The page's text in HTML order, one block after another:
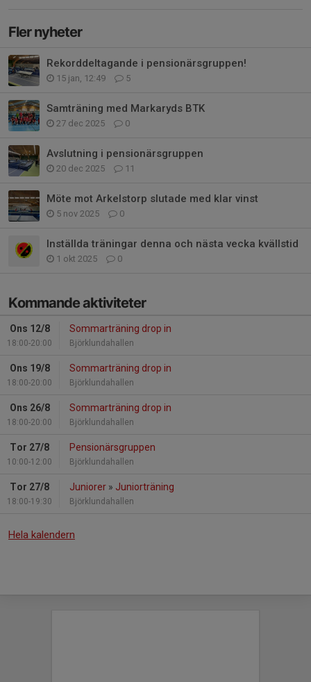
Fler nyheter
Rekorddeltagande i pensionärsgruppen!
15 jan, 12:49 5
Samträning med Markaryds BTK
27 dec 2025 0
Avslutning i pensionärsgruppen
20 dec 2025 11
Möte mot Arkelstorp slutade med klar vinst
5 nov 2025 0
Inställda träningar denna och nästa vecka kvällstid
1 okt 2025 0
Kommande aktiviteter
Ons 12/8
18:00-20:00
Sommarträning drop in
Björklundahallen
Ons 19/8
18:00-20:00
Sommarträning drop in
Björklundahallen
Ons 26/8
18:00-20:00
Sommarträning drop in
Björklundahallen
Tor 27/8
10:00-12:00
Pensionärsgruppen
Björklundahallen
Tor 27/8
18:00-19:30
Juniorer » Juniorträning
Björklundahallen
Hela kalendern